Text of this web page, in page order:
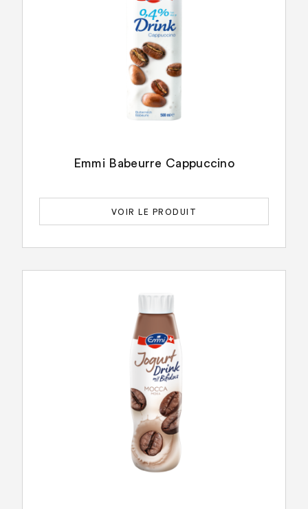
Emmi Babeurre Cappuccino
VOIR LE PRODUIT